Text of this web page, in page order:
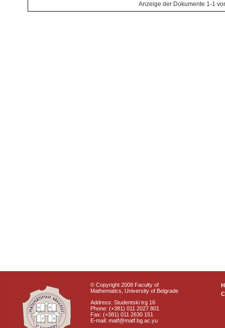
Anzeige der Dokumente 1-1
© Copyright 2008 Faculty of
Mathematics, University of Belgrade
Address: Studentski trg 16
Phone: (+381) 011 2027 801
Fax: (+381) 011 2630 151
E-mail: matf@matf.bg.ac.yu